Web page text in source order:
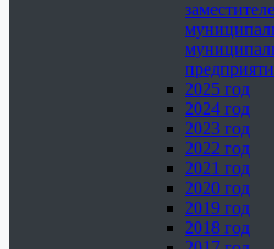
2025 год
2024 год
2023 год
2022 год
2021 год
2020 год
2019 год
2018 год